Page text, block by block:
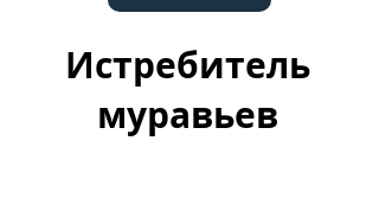
Истребитель
муравьев